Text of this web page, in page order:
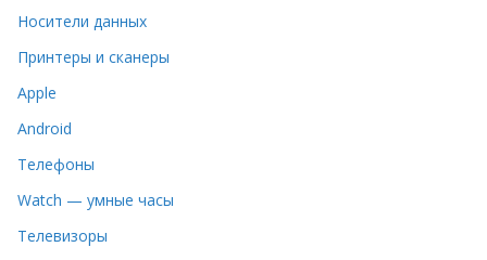
Носители данных
Принтеры и сканеры
Apple
Android
Телефоны
Watch — умные часы
Телевизоры